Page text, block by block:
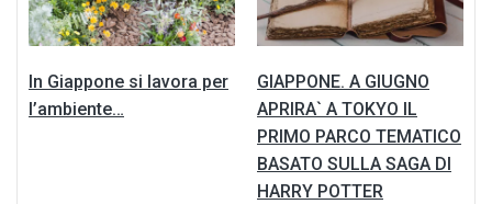
In Giappone si lavora per
l’ambiente…
GIAPPONE. A GIUGNO
APRIRA` A TOKYO IL
PRIMO PARCO TEMATICO
BASATO SULLA SAGA DI
HARRY POTTER